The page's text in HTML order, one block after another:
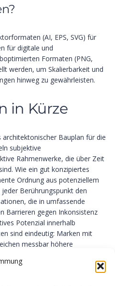
(AI, EPS, SVG) für
für digitale und
Formaten (PNG,
werden, um Skalierbarkeit und
hinweg zu gewährleisten.
in Kürze
Bauplan für die
subjektive
Rahmenwerke, die über Zeit
Wie ein gut konzipiertes
Ordnung aus potenziellem
Berührungspunkt den
die in umfassende
Barrieren gegen Inkonsistenz
Potenzial innerhalb
sind eindeutig: Marken mit
messbar höhere